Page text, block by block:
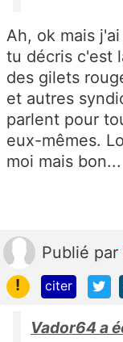
Ah, ok mais
tu décris c'est
des gilets
et autres
parlent pour
eux-mêmes.
moi mais bon...
Publié par
!
citer
Vador64 a